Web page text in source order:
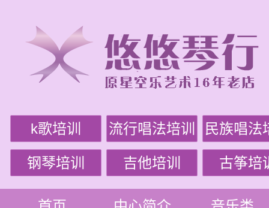
k歌培训 流行唱法培训 民族唱法
钢琴培训 吉他培训 古筝培